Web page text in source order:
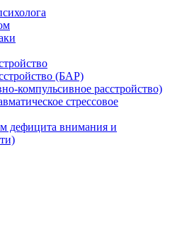
(БАР)
компульсивное расстройство)
стрессовое
дефицита внимания и